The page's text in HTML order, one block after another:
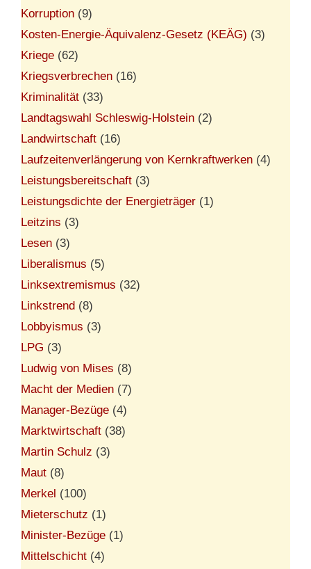
Korruption (9)
Kosten-Energie-Äquivalenz-Gesetz (KEÄG) (3)
Kriege (62)
Kriegsverbrechen (16)
Kriminalität (33)
Landtagswahl Schleswig-Holstein (2)
Landwirtschaft (16)
Laufzeitenverlängerung von Kernkraftwerken (4)
Leistungsbereitschaft (3)
Leistungsdichte der Energieträger (1)
Leitzins (3)
Lesen (3)
Liberalismus (5)
Linksextremismus (32)
Linkstrend (8)
Lobbyismus (3)
LPG (3)
Ludwig von Mises (8)
Macht der Medien (7)
Manager-Bezüge (4)
Marktwirtschaft (38)
Martin Schulz (3)
Maut (8)
Merkel (100)
Mieterschutz (1)
Minister-Bezüge (1)
Mittelschicht (4)